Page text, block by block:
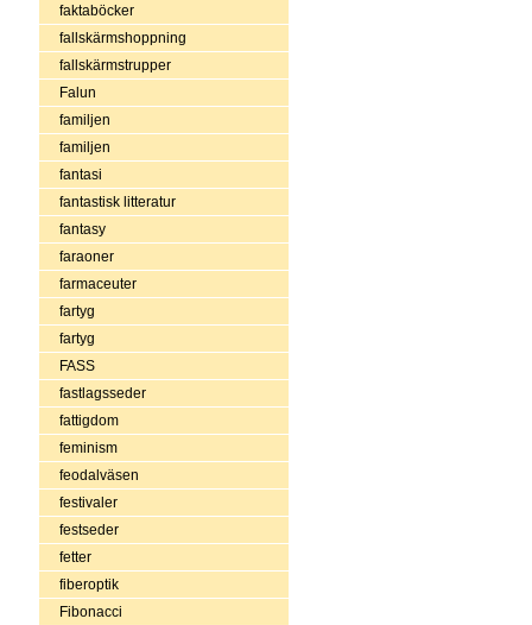
faktaböcker
fallskärmshoppning
fallskärmstrupper
Falun
familjen
familjen
fantasi
fantastisk litteratur
fantasy
faraoner
farmaceuter
fartyg
fartyg
FASS
fastlagsseder
fattigdom
feminism
feodalväsen
festivaler
festseder
fetter
fiberoptik
Fibonacci